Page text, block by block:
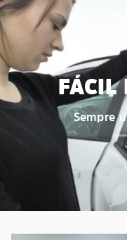
FÁCIL
Sempre